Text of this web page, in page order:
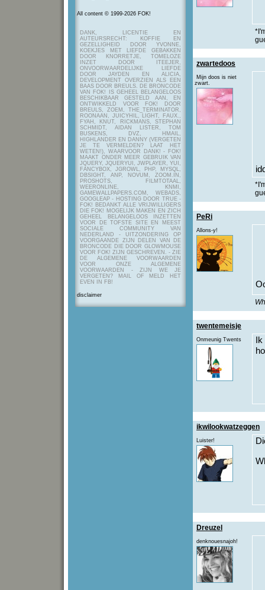
All content © 1999-2026 FOK!
DANK, LICENTIE EN
AUTEURSRECHT: KOFFIE EN
GEZELLIGHEID DOOR YVONNE,
KOEKJES MET LIEFDE GEBAKKEN
DOOR KNORRETJE, TOMELOZE
INZET DOOR ITEEJER,
ONVOORWAARDELIJKE LIEFDE
DOOR JAYDEN EN ALICIA,
DEVELOPMENT OVERZIEN ALS EEN
BAAS DOOR BREULS. DE BRONCODE
VAN FOK! IS GEHEEL BELANGELOOS
BESCHIKBAAR GESTELD AAN, EN
ONTWIKKELD VOOR FOK! DOOR
BREULS, ZOEM, THE_TERMINATOR,
ROONAAN, JUICYHIL, LIGHT, FAUX.,
FYAH, KNUT, RICKMANS, STEPHAN
SCHMIDT, AIDAN LISTER, TOM
BUSKENS, DVZ, HMAIL,
HIGHLANDER EN DANNY (VERGETEN
JE TE VERMELDEN? LAAT HET
WETEN!), WAARVOOR DANK! - FOK!
MAAKT ONDER MEER GEBRUIK VAN
JQUERY, JQUERYUI, JWPLAYER, YUI,
FANCYBOX, JGROWL, PHP, MYSQL,
DBSIGHT, ANP, NOVUM, ZOOM.IN,
PROSHOTS, FILMTOTAAL,
WEERONLINE, KNMI,
GAMEWALLPAPERS.COM, WEBADS,
GOOGLEAP - HOSTING DOOR TRUE -
FOK! BEDANKT ALLE VRIJWILLIGERS
DIE FOK! MOGELIJK MAKEN EN ZICH
GEHEEL BELANGELOOS INZETTEN
VOOR DE TOFSTE SITE EN MEEST
SOCIALE COMMUNITY VAN
NEDERLAND - UITZONDERING OP
VOORGAANDE ZIJN DELEN VAN DE
BRONCODE DIE DOOR GLOWMOUSE
VOOR FOK! ZIJN GESCHREVEN. - ZIE
DE ALGEMENE VOORWAARDEN
VOOR ONZE ALGEMENE
VOORWAARDEN - ZIJN WE JE
VERGETEN? MAIL OF MELD HET
EVEN IN FB!
disclaimer
zwartedoos
Mijn doos is niet
zwart.
PeRi
Allons-y!
twentemeisje
Onmeunig Twents
ikwilookwatzeggen
Luister!
Dreuzel
denknouesnajoh!